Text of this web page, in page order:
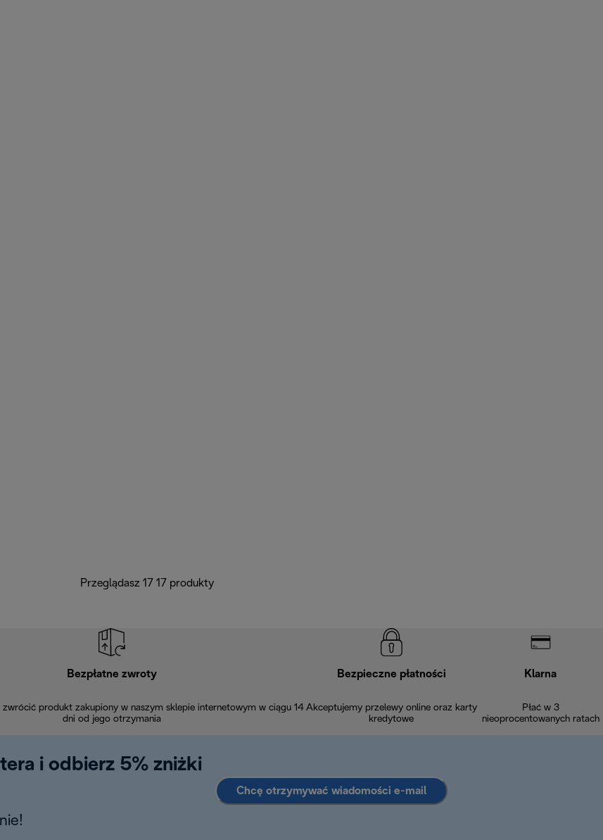
Przeglądasz 17 17 produkty
Bezpłatne zwroty
zwrócić produkt zakupiony w naszym sklepie internetowym w ciągu 14
dni od jego otrzymania
Bezpieczne płatności
Akceptujemy przelewy online oraz karty
kredytowe
Klarna
Płać w 3
nieoprocentowanych ratach
i odbierz 5% zniżki
Chcę otrzymywać wiadomości e-mail